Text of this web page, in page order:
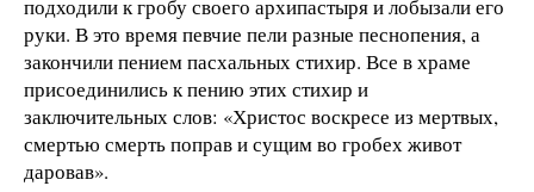
подходили к гробу своего архипастыря и лобызали его
руки. В это время певчие пели разные песнопения, а
закончили пением пасхальных стихир. Все в храме
присоединились к пению этих стихир и
заключительных слов: «Христос воскресе из мертвых,
смертью смерть поправ и сущим во гробех живот
даровав».